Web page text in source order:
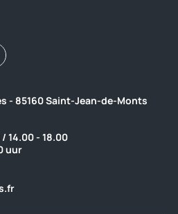
- 85160 Saint-Jean-de-Monts
- 18.00
uur